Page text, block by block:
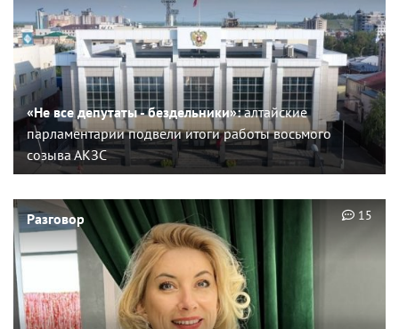
«Не все депутаты - бездельники»:алтайские
парламентарии подвели итоги работы восьмого
созыва АКЗС
Разговор 15